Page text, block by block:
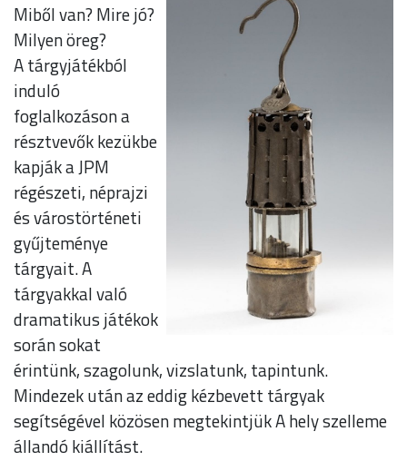
Miből van? Mire jó?
Milyen öreg?
A tárgyjátékból
induló
foglalkozáson a
résztvevők kezükbe
kapják a JPM
régészeti, néprajzi
és várostörténeti
gyűjteménye
tárgyait. A
tárgyakkal való
dramatikus játékok
során sokat
érintünk, szagolunk, vizslatunk, tapintunk.
Mindezek után az eddig kézbevett tárgyak
segítségével közösen megtekintjük A hely szelleme
állandó kiállítást.